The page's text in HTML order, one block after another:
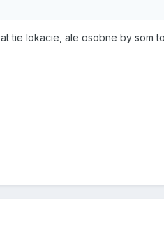
tie lokacie, ale osobne by som